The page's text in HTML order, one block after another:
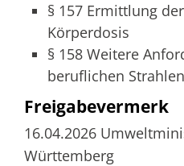
§ 157 Ermittlung
Körperdosis
§ 158 Weitere
beruflichen
Freigabevermerk
16.04.2026
Württemberg